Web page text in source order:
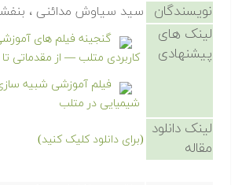
نویسندگان سید سیاوش مدائنی ،
لینک های
پیشنهادی
گنجینه فیلم های
کاربردی متلب — از مقدماتی
فیلم آموزشی شبیه
شیمیایی در متلب
لینک دانلود
مقاله
(برای دانلود کلیک کنید)